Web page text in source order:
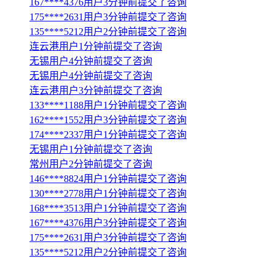
175****2631用户3分钟前提交了咨询
135****5212用户2分钟前提交了咨询
连云港用户1分钟前提交了咨询
无锡用户4分钟前提交了咨询
无锡用户4分钟前提交了咨询
连云港用户3分钟前提交了咨询
133****1188用户1分钟前提交了咨询
162****1552用户3分钟前提交了咨询
174****2337用户1分钟前提交了咨询
无锡用户1分钟前提交了咨询
常州用户2分钟前提交了咨询
146****8824用户1分钟前提交了咨询
130****2778用户1分钟前提交了咨询
168****3513用户1分钟前提交了咨询
167****4376用户3分钟前提交了咨询
175****2631用户3分钟前提交了咨询
135****5212用户2分钟前提交了咨询